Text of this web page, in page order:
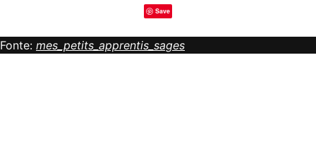
Save
Fonte: mes_petits_apprentis_sages